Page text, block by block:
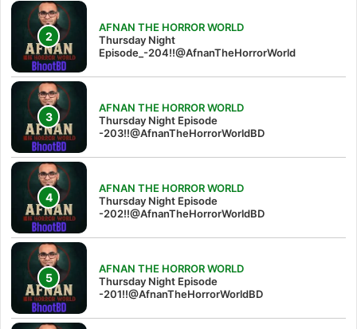
AFNAN THE HORROR WORLD
Thursday Night
Episode_-204!!@AfnanTheHorrorWorld
AFNAN THE HORROR WORLD
Thursday Night Episode
-203!!@AfnanTheHorrorWorldBD
AFNAN THE HORROR WORLD
Thursday Night Episode
-202!!@AfnanTheHorrorWorldBD
AFNAN THE HORROR WORLD
Thursday Night Episode
-201!!@AfnanTheHorrorWorldBD